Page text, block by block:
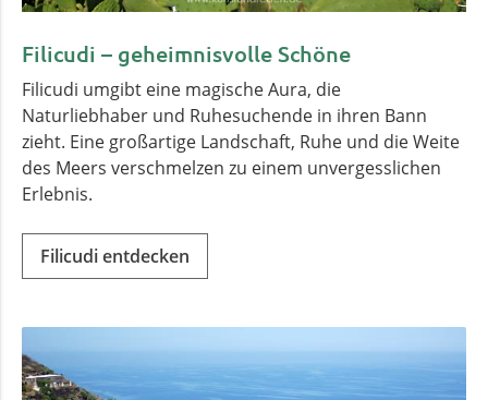
Filicudi – geheimnisvolle Schöne
Filicudi umgibt eine magische Aura, die
Naturliebhaber und Ruhesuchende in ihren Bann
zieht. Eine großartige Landschaft, Ruhe und die Weite
des Meers verschmelzen zu einem unvergesslichen
Erlebnis.
Filicudi entdecken